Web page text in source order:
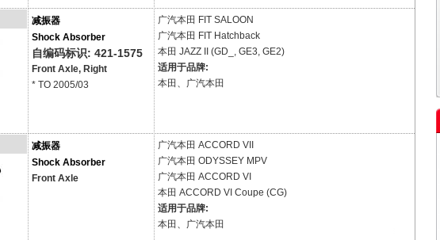
减振器
Shock Absorber
自编码标识: 421-1575
Front Axle, Right
* TO 2005/03
广汽本田 FIT SALOON
广汽本田 FIT Hatchback
本田 JAZZ II (GD_, GE3, GE2)
适用于品牌:
本田、广汽本田
减振器
Shock Absorber
Front Axle
广汽本田 ACCORD VII
广汽本田 ODYSSEY MPV
广汽本田 ACCORD VI
本田 ACCORD VI Coupe (CG)
适用于品牌:
本田、广汽本田